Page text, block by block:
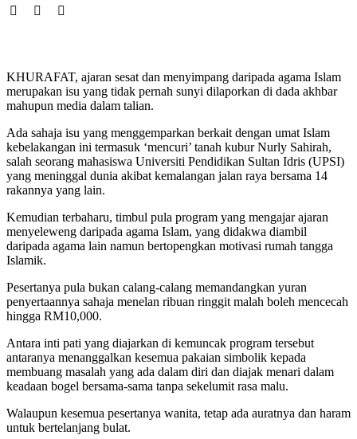
KHURAFAT, ajaran sesat dan menyimpang daripada agama Islam
merupakan isu yang tidak pernah sunyi dilaporkan di dada akhbar
mahupun media dalam talian.
Ada sahaja isu yang menggemparkan berkait dengan umat Islam
kebelakangan ini termasuk ‘mencuri’ tanah kubur Nurly Sahirah,
salah seorang mahasiswa Universiti Pendidikan Sultan Idris (UPSI)
yang meninggal dunia akibat kemalangan jalan raya bersama 14
rakannya yang lain.
Kemudian terbaharu, timbul pula program yang mengajar ajaran
menyeleweng daripada agama Islam, yang didakwa diambil
daripada agama lain namun bertopengkan motivasi rumah tangga
Islamik.
Pesertanya pula bukan calang-calang memandangkan yuran
penyertaannya sahaja menelan ribuan ringgit malah boleh mencecah
hingga RM10,000.
Antara inti pati yang diajarkan di kemuncak program tersebut
antaranya menanggalkan kesemua pakaian simbolik kepada
membuang masalah yang ada dalam diri dan diajak menari dalam
keadaan bogel bersama-sama tanpa sekelumit rasa malu.
Walaupun kesemua pesertanya wanita, tetap ada auratnya dan haram
untuk bertelanjang bulat.